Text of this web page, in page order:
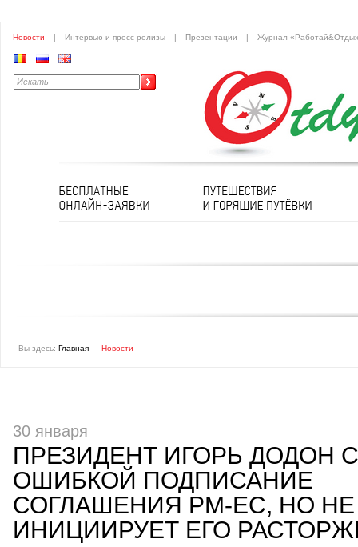
Новости | Интервью и пресс-релизы | Презентации | Журнал
Вы здесь: Главная — Новости
30 января
ПРЕЗИДЕНТ ИГОРЬ ДОДОН
ОШИБКОЙ ПОДПИСАНИЕ
СОГЛАШЕНИЯ РМ-ЕС, НО НЕ
ИНИЦИИРУЕТ ЕГО